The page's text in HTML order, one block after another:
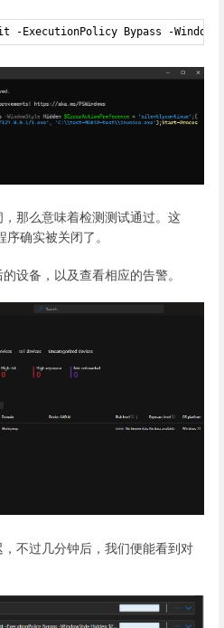
-ExecutionPolicy Bypass -
那么意味着检测测试通过。这
确实被关闭了。
设备，以及查看相应的告警。
不过几分钟后，我们便能看到对